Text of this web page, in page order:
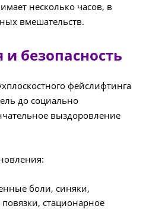
несколько часов, в
вмешательств.
безопасность
фейслифтинга
до социально
выздоровление
боли, синяки,
стационарное